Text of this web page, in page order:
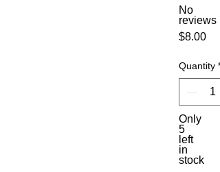
No
reviews
$8.00
Quantity *
Only
5
left
in
stock